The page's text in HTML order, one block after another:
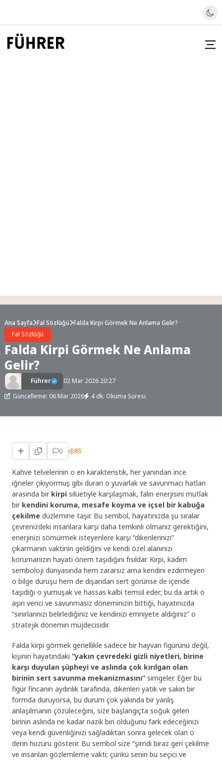
Ana Sayfa Fal Sözlüğü Falda Kirpi Görmek Ne Anlama Gelir?
Fal Sözlüğü
Falda Kirpi Görmek Ne Anlama
Gelir?
Führer
02 Mar 2026 20:27
Güncelleme: 06 Mar 2026
4 dk. Okuma Süresi
0 85
Kahve telvelerinin o en karakteristik, her yanından ince
iğneler çıkıyormuş gibi duran o yuvarlak ve savunmacı hatları
arasında bir kirpi silüetiyle karşılaşmak, falın enerjisini mutlak
bir kendini koruma, mesafe koyma ve içsel bir kabuğa
çekilme düzlemine taşır. Bu sembol, hayatınızda şu sıralar
çevrenizdeki insanlara karşı daha temkinli olmanız gerektiğini,
enerjinizi sömürmek isteyenlere karşı “dikenlerinizi”
çıkarmanın vaktinin geldiğini ve kendi özel alanınızı
korumanızın hayati önem taşıdığını fısıldar. Kirpi, kadim
semboloji dünyasında hem zararsız ama kendini ezdirmeyen
o bilge duruşu hem de dışarıdan sert görünse de içeride
taşıdığı o yumuşak ve hassas kalbi temsil eder; bu da artık o
aşırı verici ve savunmasız döneminizin bittiği, hayatınızda
“sınırlarınızı belirlediğiniz ve kendinizi emniyete aldığınız” o
stratejik dönemin müjdecisidir.
Falda kirpi görmek genellikle sadece bir hayvan figürünü değil,
kişinin hayatındaki“yakın çevredeki gizli niyetleri, birine
karşı duyulan şüpheyi ve aslında çok kırılgan olan
birinin sert savunma mekanizmasını” simgeler. Eğer bu
figür fincanın aydınlık tarafında, dikenleri yatık ve sakin bir
formda duruyorsa, bu durum çok yakında bir yanlış
anlaşılmanın çözüleceğini, size başlangıçta soğuk gelen
birinin aslında ne kadar nazik biri olduğunu fark edeceğinizi
veya kendi güvenliğinizi sağladıktan sonra gelecek olan o
derin huzuru gösterir. Bu sembol size “şimdi biraz geri çekilme
ve insanları gözlemleme vakti; çünkü senin bu seçici ve